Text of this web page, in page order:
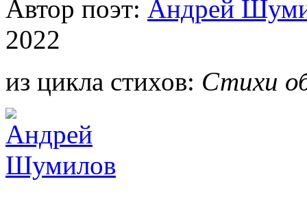
Автор поэт: Андрей
2022
из цикла стихов: Стихи